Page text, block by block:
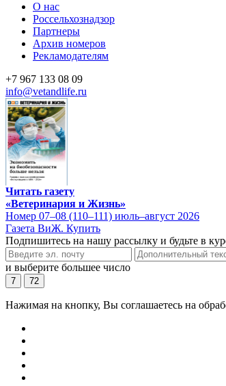
О нас
Россельхознадзор
Партнеры
Архив номеров
Рекламодателям
+7 967 133 08 09
info@vetandlife.ru
Читать газету
«Ветеринария и Жизнь»
Номер 07–08 (110–111) июль–август 2026
Газета ВиЖ. Купить
Подпишитесь на нашу рассылку и будьте в
и выберите большее число
7 72
Нажимая на кнопку, Вы соглашаетесь на